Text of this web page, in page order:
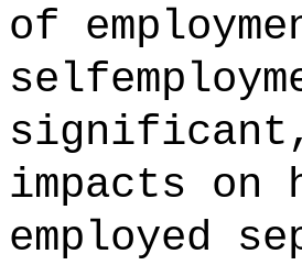
of
impacts
employed